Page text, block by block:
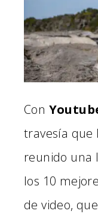
Con
travesía que
reunido una
los 10
de video,